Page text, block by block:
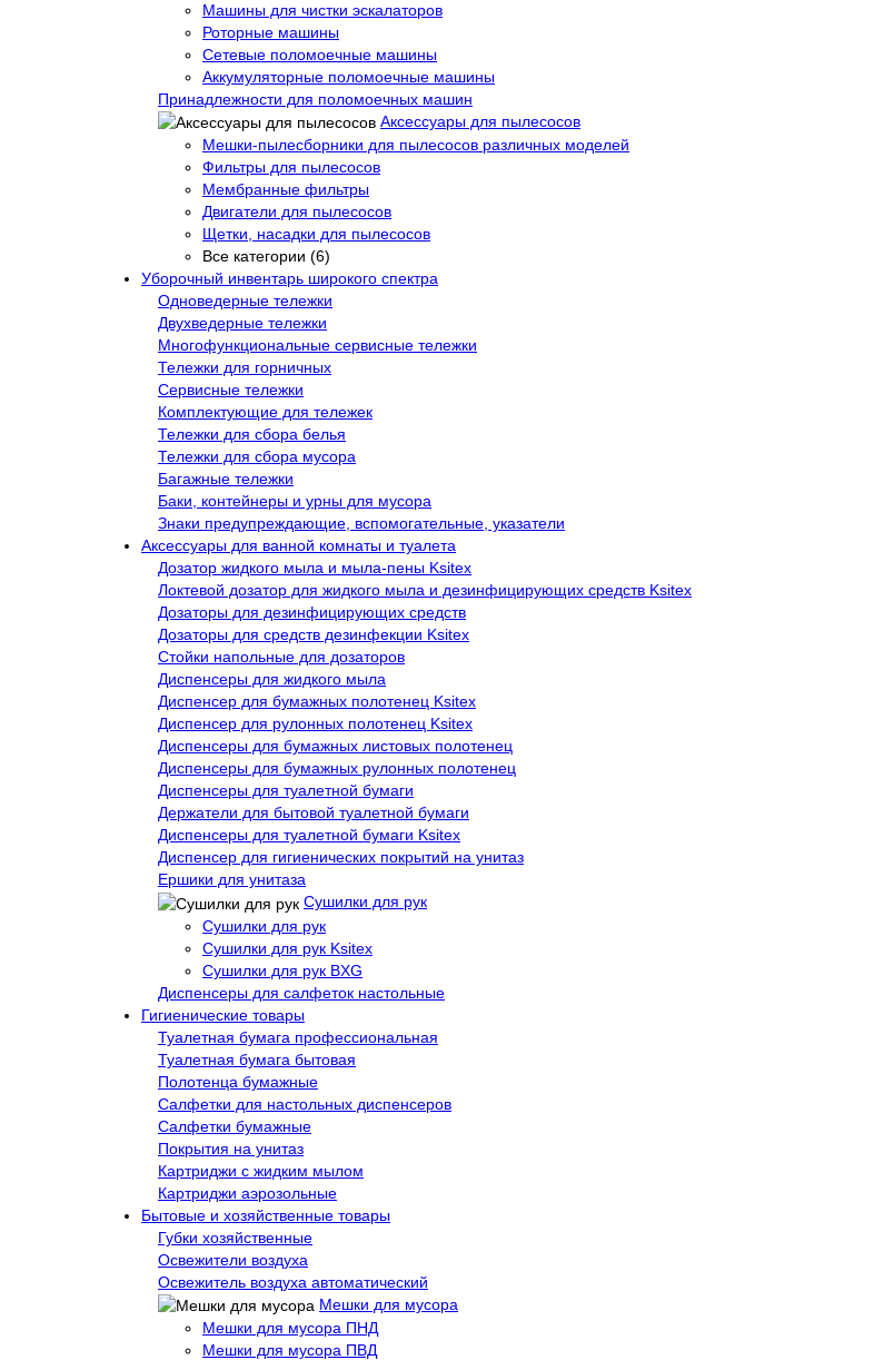
Машины для чистки эскалаторов
Роторные машины
Сетевые поломоечные машины
Аккумуляторные поломоечные машины
Принадлежности для поломоечных машин
Аксессуары для пылесосов
Мешки-пылесборники для пылесосов различных моделей
Фильтры для пылесосов
Мембранные фильтры
Двигатели для пылесосов
Щетки, насадки для пылесосов
Все категории (6)
Уборочный инвентарь широкого спектра
Одноведерные тележки
Двухведерные тележки
Многофункциональные сервисные тележки
Тележки для горничных
Сервисные тележки
Комплектующие для тележек
Тележки для сбора белья
Тележки для сбора мусора
Багажные тележки
Баки, контейнеры и урны для мусора
Знаки предупреждающие, вспомогательные, указатели
Аксессуары для ванной комнаты и туалета
Дозатор жидкого мыла и мыла-пены Ksitex
Локтевой дозатор для жидкого мыла и дезинфицирующих средств Ksitex
Дозаторы для дезинфицирующих средств
Дозаторы для средств дезинфекции Ksitex
Стойки напольные для дозаторов
Диспенсеры для жидкого мыла
Диспенсер для бумажных полотенец Ksitex
Диспенсер для рулонных полотенец Ksitex
Диспенсеры для бумажных листовых полотенец
Диспенсеры для бумажных рулонных полотенец
Диспенсеры для туалетной бумаги
Держатели для бытовой туалетной бумаги
Диспенсеры для туалетной бумаги Ksitex
Диспенсер для гигиенических покрытий на унитаз
Ершики для унитаза
Сушилки для рук
Сушилки для рук
Сушилки для рук Ksitex
Сушилки для рук BXG
Диспенсеры для салфеток настольные
Гигиенические товары
Туалетная бумага профессиональная
Туалетная бумага бытовая
Полотенца бумажные
Салфетки для настольных диспенсеров
Салфетки бумажные
Покрытия на унитаз
Картриджи с жидким мылом
Картриджи аэрозольные
Бытовые и хозяйственные товары
Губки хозяйственные
Освежители воздуха
Освежитель воздуха автоматический
Мешки для мусора
Мешки для мусора ПНД
Мешки для мусора ПВД